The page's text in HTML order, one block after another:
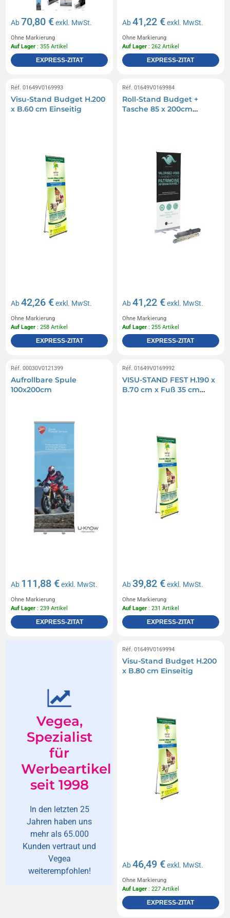
Ab 70,80 €exkl. MwSt.
Ohne Markierung
Auf Lager : 355 Artikel
EXPRESS-ZITAT
Ab41,22 €exkl. MwSt.
Ohne Markierung
Auf Lager : 262 Artikel
EXPRESS-ZITAT
Réf. 01649V0169993
Visu-Stand Budget H.200
x B.60 cm Einseitig
Ab42,26 €exkl. MwSt.
Ohne Markierung
Auf Lager : 258 Artikel
EXPRESS-ZITAT
Réf. 01649V0169984
Roll-Stand Budget +
Tasche 85 x 200cm
Ab41,22 €exkl. MwSt.
Ohne Markierung
Auf Lager : 255 Artikel
EXPRESS-ZITAT
Réf. 00030V0121399
Aufrollbare Spule
100x200cm
Ab 111,88 €exkl. MwSt.
Ohne Markierung
Auf Lager : 239 Artikel
EXPRESS-ZITAT
Réf. 01649V0169992
VISU-STAND FEST H.190 x
B.70 cm x Fuß 35 cm
Ab39,82 €exkl. MwSt.
Ohne Markierung
Auf Lager : 231 Artikel
EXPRESS-ZITAT
Vegea,
Spezialist
für
Werbeartikel
seit 1998
In den letzten 25
Jahren haben uns
mehr als 65.000
Kunden vertraut und
Vegea
weiterempfohlen!
Réf. 01649V0169994
Visu-Stand Budget H.200
x B.80 cm Einseitig
Ab46,49 €exkl. MwSt.
Ohne Markierung
Auf Lager : 227 Artikel
EXPRESS-ZITAT